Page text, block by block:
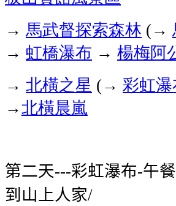
→ 馬武督探索森林 (→
→ 虹橋瀑布 → 楊梅阿
→ 北橫之星 (→ 彩虹
→北橫晨嵐
第二天---彩虹瀑布-午餐
到山上人家/